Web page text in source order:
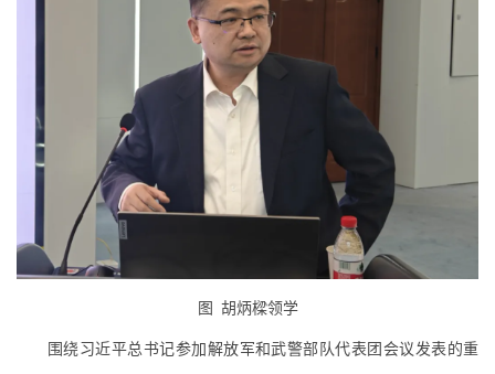
图 胡炳樑领学
围绕习近平总书记参加解放军和武警部队代表团会议发表的重